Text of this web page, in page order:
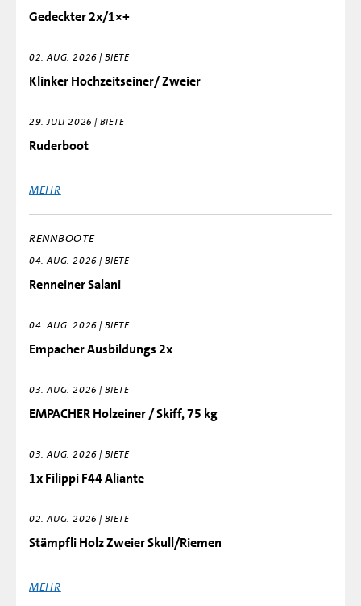
Gedeckter 2x/1×+
02. AUG. 2026 | BIETE
Klinker Hochzeitseiner/ Zweier
29. JULI 2026 | BIETE
Ruderboot
MEHR
RENNBOOTE
04. AUG. 2026 | BIETE
Renneiner Salani
04. AUG. 2026 | BIETE
Empacher Ausbildungs 2x
03. AUG. 2026 | BIETE
EMPACHER Holzeiner / Skiff, 75 kg
03. AUG. 2026 | BIETE
1x Filippi F44 Aliante
02. AUG. 2026 | BIETE
Stämpfli Holz Zweier Skull/Riemen
MEHR